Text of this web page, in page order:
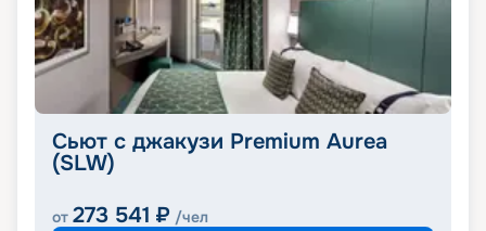
Сьют с джакузи Premium Aurea
(SLW)
от 273 541 ₽ /чел